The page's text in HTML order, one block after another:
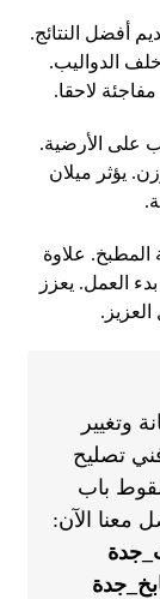
أفضل النتائج.
خلف الدواليب.
لاحقا.
على الأرضية.
يؤثر ميلان
المطبخ. علاوة
العمل. يعزز
العزيز.
وتغيير
تصليح
باب
معنا الآن: